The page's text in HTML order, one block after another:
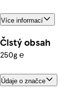
Více informací
Čistý obsah
250g ℮
Údaje o značce